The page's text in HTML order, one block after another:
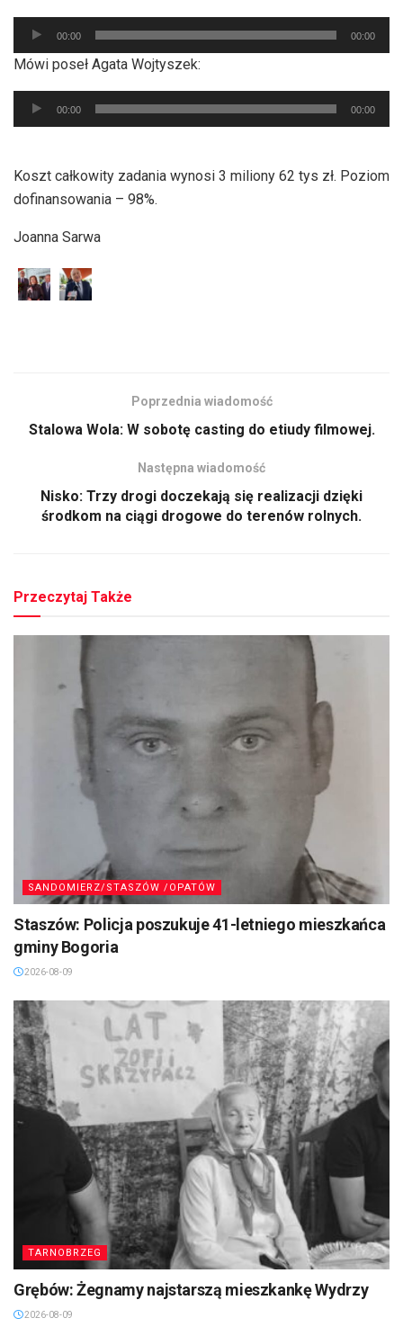
Odtwarzacz
plików
dźwiękowych
00:00 00:00
Mówi poseł Agata Wojtyszek:
Odtwarzacz
plików
00:00 00:00
Koszt całkowity zadania wynosi 3 miliony 62 tys zł. Poziom
dofinansowania – 98%.
Joanna Sarwa
Poprzednia wiadomość
Stalowa Wola: W sobotę casting do etiudy filmowej.
Następna wiadomość
Nisko: Trzy drogi doczekają się realizacji dzięki
środkom na ciągi drogowe do terenów rolnych.
Przeczytaj Także
SANDOMIERZ/STASZÓW /OPATÓW
Staszów: Policja poszukuje 41-letniego mieszkańca
gminy Bogoria
2026-08-09
TARNOBRZEG
Grębów: Żegnamy najstarszą mieszkankę Wydrzy
2026-08-09